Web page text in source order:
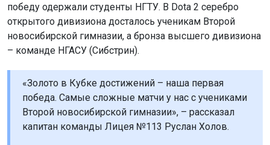
победу одержали студенты НГТУ. В Dota 2 серебро
открытого дивизиона досталось ученикам Второй
новосибирской гимназии, а бронза высшего дивизиона
– команде НГАСУ (Сибстрин).
«Золото в Кубке достижений – наша первая
победа. Самые сложные матчи у нас с учениками
Второй новосибирской гимназии», – рассказал
капитан команды Лицея №113 Руслан Холов.